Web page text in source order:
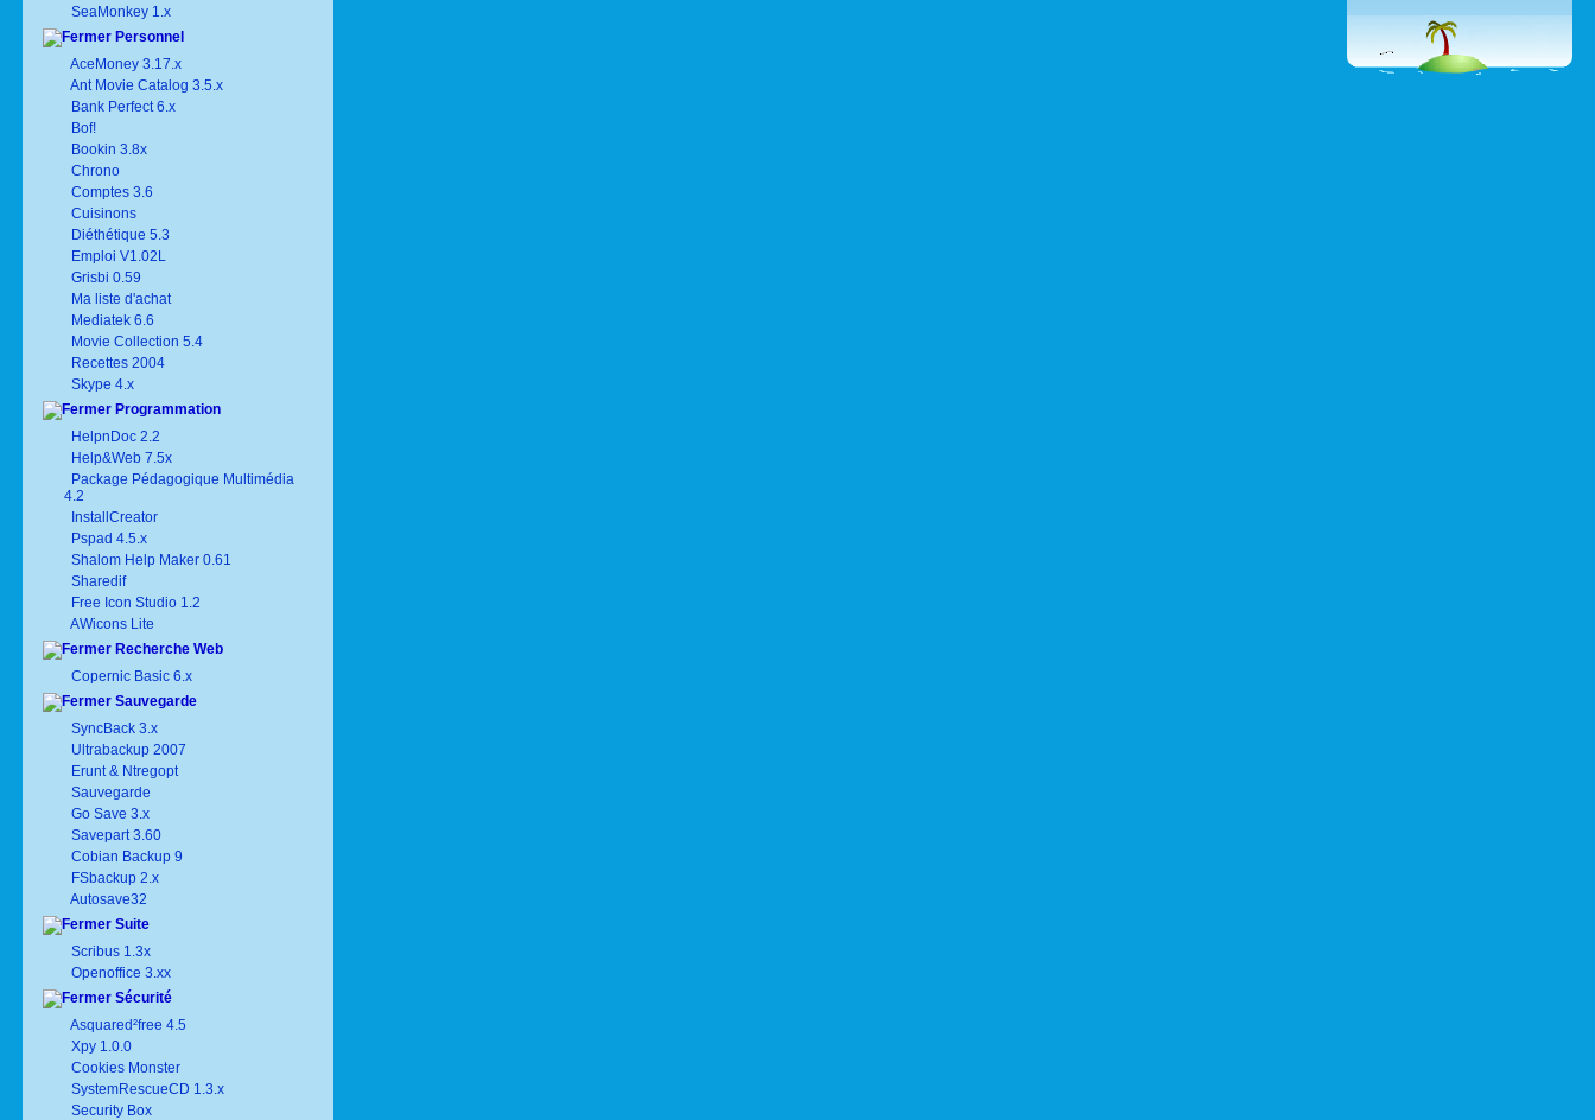
SeaMonkey 1.x
Personnel
AceMoney 3.17.x
Ant Movie Catalog 3.5.x
Bank Perfect 6.x
Bof!
Bookin 3.8x
Chrono
Comptes 3.6
Cuisinons
Diéthétique 5.3
Emploi V1.02L
Grisbi 0.59
Ma liste d'achat
Mediatek 6.6
Movie Collection 5.4
Recettes 2004
Skype 4.x
Programmation
HelpnDoc 2.2
Help&Web 7.5x
Package Pédagogique Multimédia
4.2
InstallCreator
Pspad 4.5.x
Shalom Help Maker 0.61
Sharedif
Free Icon Studio 1.2
AWicons Lite
Recherche Web
Copernic Basic 6.x
Sauvegarde
SyncBack 3.x
Ultrabackup 2007
Erunt & Ntregopt
Sauvegarde
Go Save 3.x
Savepart 3.60
Cobian Backup 9
FSbackup 2.x
Autosave32
Suite
Scribus 1.3x
Openoffice 3.xx
Sécurité
Asquared²free 4.5
Xpy 1.0.0
Cookies Monster
SystemRescueCD 1.3.x
Security Box